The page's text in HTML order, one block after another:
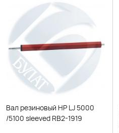
Вал резиновый HP LJ 5000
/5100 sleeved RB2-1919